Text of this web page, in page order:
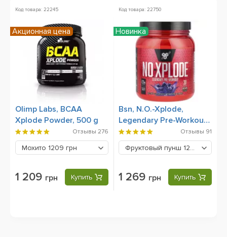
Код товара: 22245
Olimp Labs, BCAA
Xplode Powder, 500 g
Отзывы 276
Мохито 1209 грн
1 209 грн Купить
Акционная цена
Код товара: 22750
Bsn, N.O.-Xplode,
Legendary Pre-Workout,
555 g
Отзывы 91
Фруктовый пунш 1269 грн
1 269 грн Купить
Новинка